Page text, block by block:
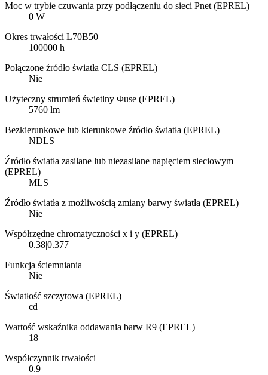
Moc w trybie czuwania przy podłączeniu do sieci Pnet (EPREL)
0 W
Okres trwałości L70B50
100000 h
Połączone źródło światła CLS (EPREL)
Nie
Użyteczny strumień świetlny Φuse (EPREL)
5760 lm
Bezkierunkowe lub kierunkowe źródło światła (EPREL)
NDLS
Źródło światła zasilane lub niezasilane napięciem sieciowym
(EPREL)
MLS
Źródło światła z możliwością zmiany barwy światła (EPREL)
Nie
Współrzędne chromatyczności x i y (EPREL)
0.38|0.377
Funkcja ściemniania
Nie
Światłość szczytowa (EPREL)
cd
Wartość wskaźnika oddawania barw R9 (EPREL)
18
Współczynnik trwałości
0.9